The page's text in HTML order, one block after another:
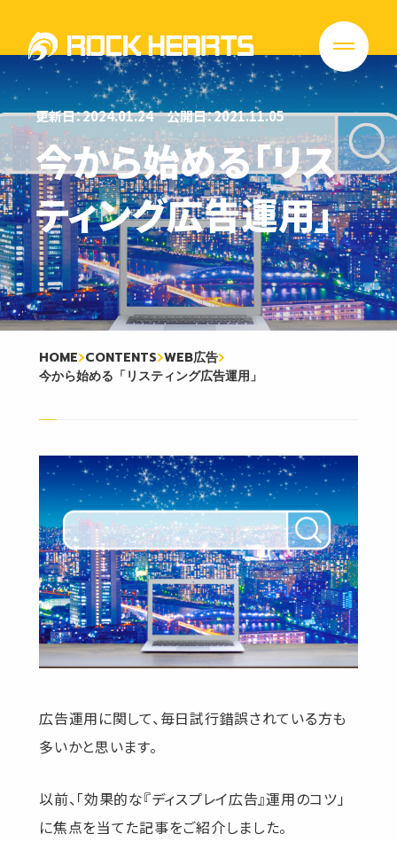
更新日：2024.01.24 公開日：2021.11.05
今から始める「リス
ティング広告運用」
HOME CONTENTS WEB広告
今から始める「リスティング広告運用」
広告運用に関して、毎日試行錯誤されている方も
多いかと思います。
以前、「効果的な『ディスプレイ広告』運用のコツ」
に焦点を当てた記事をご紹介しました。